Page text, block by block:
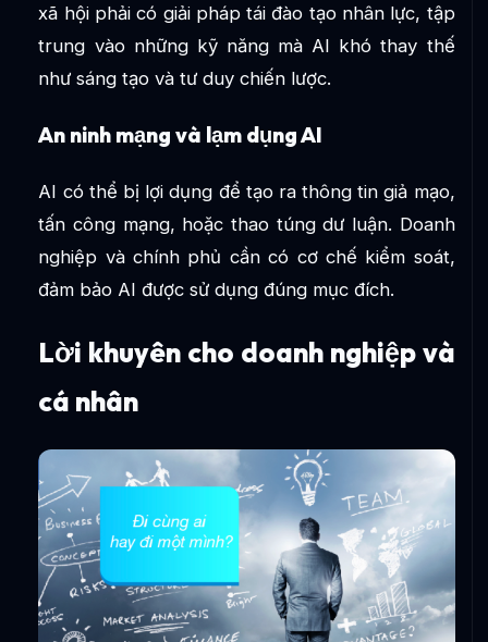
xã hội phải có giải pháp tái đào tạo nhân lực, tập
trung vào những kỹ năng mà AI khó thay thế
như sáng tạo và tư duy chiến lược.
An ninh mạng và lạm dụng AI
AI có thể bị lợi dụng để tạo ra thông tin giả mạo,
tấn công mạng, hoặc thao túng dư luận. Doanh
nghiệp và chính phủ cần có cơ chế kiểm soát,
đảm bảo AI được sử dụng đúng mục đích.
Lời khuyên cho doanh nghiệp và
cá nhân